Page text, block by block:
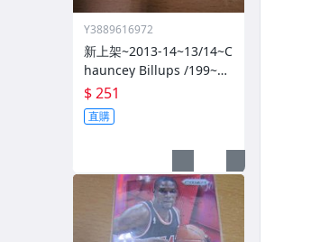
Y3889616972
新上架~2013-14~13/14~C
hauncey Billups /199~PR
IZM~SILVER~藍亮~限量/1
99~1060114-1
$ 251
直購